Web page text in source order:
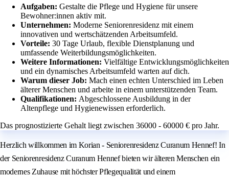
Aufgaben: Gestalte die Pflege und Hygiene für unsere
Bewohner:innen aktiv mit.
Unternehmen: Moderne Seniorenresidenz mit einem
innovativen und wertschätzenden Arbeitsumfeld.
Vorteile: 30 Tage Urlaub, flexible Dienstplanung und
umfassende Weiterbildungsmöglichkeiten.
Weitere Informationen: Vielfältige Entwicklungsmöglichkeiten
und ein dynamisches Arbeitsumfeld warten auf dich.
Warum dieser Job: Mach einen echten Unterschied im Leben
älterer Menschen und arbeite in einem unterstützenden Team.
Qualifikationen: Abgeschlossene Ausbildung in der
Altenpflege und Hygienewissen erforderlich.
Das prognostizierte Gehalt liegt zwischen 36000 - 60000 € pro Jahr.
Herzlich willkommen im Korian - Seniorenresidenz Curanum Hennef! In
der Seniorenresidenz Curanum Hennef bieten wir älteren Menschen ein
modernes Zuhause mit höchster Pflegequalität und einem